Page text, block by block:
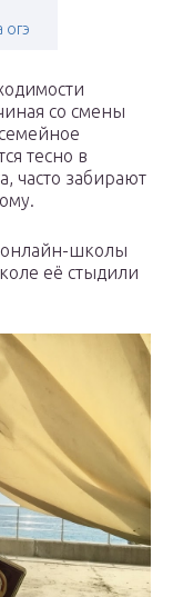
огэ
со смены
тесно в
часто забирают
онлайн-школы
её стыдили